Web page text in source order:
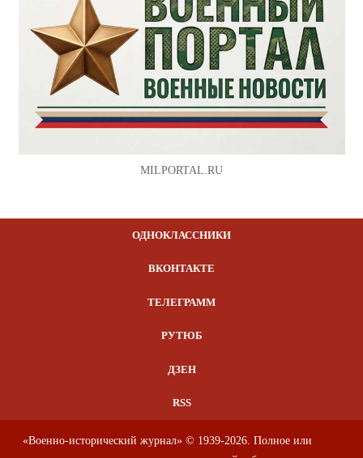
MILPORTAL.RU
ОДНОКЛАССНИКИ
ВКОНТАКТЕ
ТЕЛЕГРАММ
РУТЮБ
ДЗЕН
RSS
«Военно-исторический журнал» © 1939-2026. Полное или